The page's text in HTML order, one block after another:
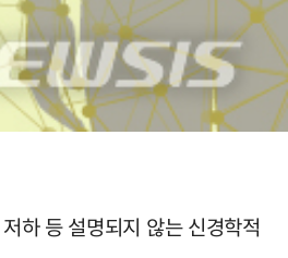
하 등 설명되지 않는 신경학적